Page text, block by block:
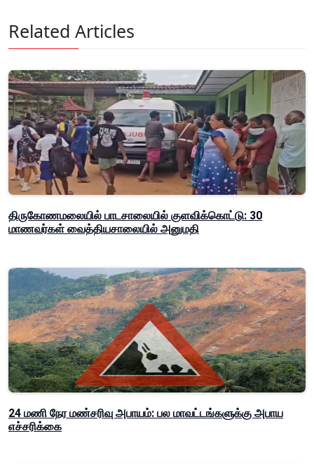
Related Articles
திருகோணமலையில் பாடசாலையில் குளவிக்கொட்டு: 30
மாணவர்கள் வைத்தியசாலையில் அனுமதி
24 மணி நேர மண்சரிவு அபாயம்: பல மாவட்டங்களுக்கு அபாய
எச்சரிக்கை